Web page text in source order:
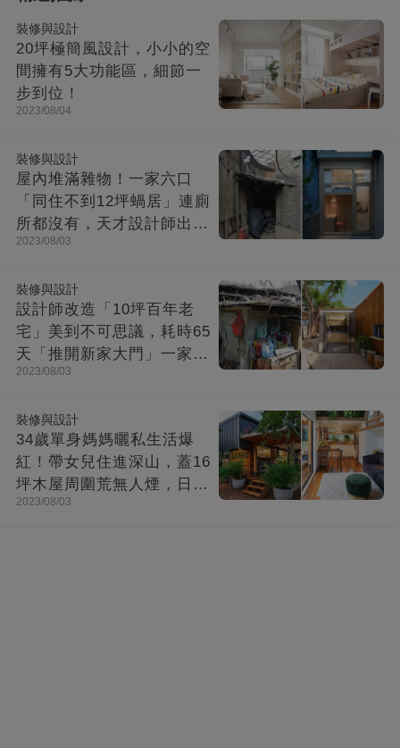
裝修與設計
20坪極簡風設計，小小的空
間擁有5大功能區，細節一
步到位！
2023/08/04
裝修與設計
屋內堆滿雜物！一家六口
「同住不到12坪蝸居」連廁
所都沒有，天才設計師出馬
「打造功能齊全迷你房」成
2023/08/03
裝修與設計
設計師改造「10坪百年老
宅」美到不可思議，耗時65
天「推開新家大門」一家8
口哭了
2023/08/03
裝修與設計
34歲單身媽媽曬私生活爆
紅！帶女兒住進深山，蓋16
坪木屋周圍荒無人煙，日子
快活似神仙
2023/08/03